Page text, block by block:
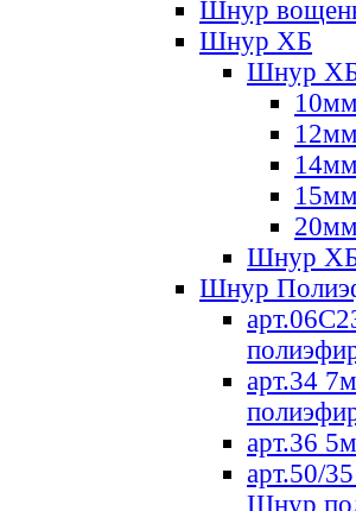
Шнур
Шнур ХБ
Шнур ХБ
Шнур ХБ
Шнур
арт.34
арт.36
арт.50/
Шнур